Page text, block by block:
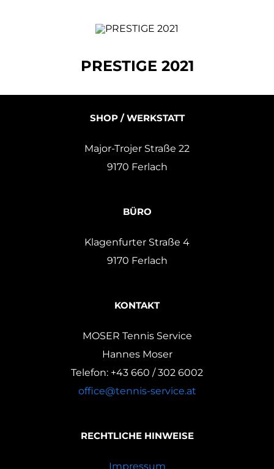
PRESTIGE 2021
SHOP / WERKSTATT
Major-Trojer Straße 22
9170 Ferlach
BÜRO
Klagenfurter Straße 4
9170 Ferlach
KONTAKT
MOSER Tennis Service
Hannes Moser
Telefon: +43 660 / 302 6002
office@tennis-service.at
RECHTLICHE HINWEISE
Impressum